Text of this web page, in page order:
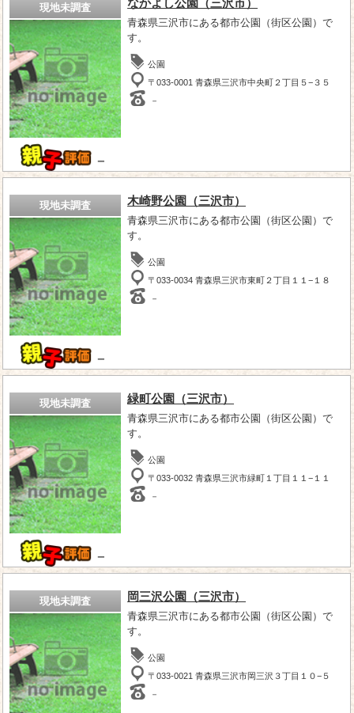
現地未調査
－
なかよし公園（三沢市）
青森県三沢市にある都市公園（街区公園）で
す。
公園
〒033-0001 青森県三沢市中央町２丁目５−３５
－
現地未調査
－
木崎野公園（三沢市）
青森県三沢市にある都市公園（街区公園）で
す。
公園
〒033-0034 青森県三沢市東町２丁目１１−１８
－
現地未調査
－
緑町公園（三沢市）
青森県三沢市にある都市公園（街区公園）で
す。
公園
〒033-0032 青森県三沢市緑町１丁目１１−１１
－
現地未調査 岡三沢公園（三沢市）
青森県三沢市にある都市公園（街区公園）で
す。
公園
〒033-0021 青森県三沢市岡三沢３丁目１０−５
－